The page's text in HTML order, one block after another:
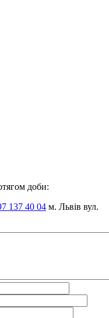
доби:
137 40 04 м. Львів вул.